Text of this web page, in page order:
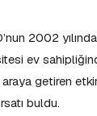
2002
ev
getiren
buldu.